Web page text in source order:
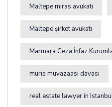
Maltepe miras avukatı
Maltepe şirket avukatı
Marmara Ceza İnfaz
muris muvazaası davası
real estate lawyer in